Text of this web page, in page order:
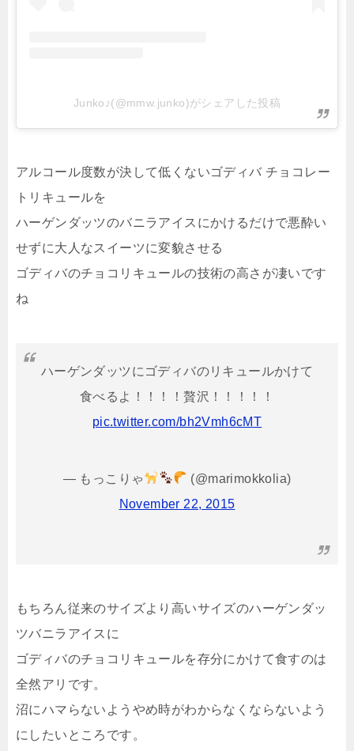
Junko♪(@mmw.junko)がシェアした投稿
アルコール度数が決して低くないゴディバ チョコレー
トリキュールを
ハーゲンダッツのバニラアイスにかけるだけで悪酔い
せずに大人なスイーツに変貌させる
ゴディバのチョコリキュールの技術の高さが凄いです
ね
ハーゲンダッツにゴディバのリキュールかけて
食べるよ！！！！贅沢！！！！！
pic.twitter.com/bh2Vmh6cMT
— もっこりゃ
(@marimokkolia)
November 22, 2015
もちろん従来のサイズより高いサイズのハーゲンダッ
ツバニラアイスに
ゴディバのチョコリキュールを存分にかけて食すのは
全然アリです。
沼にハマらないようやめ時がわからなくならないよう
にしたいところです。